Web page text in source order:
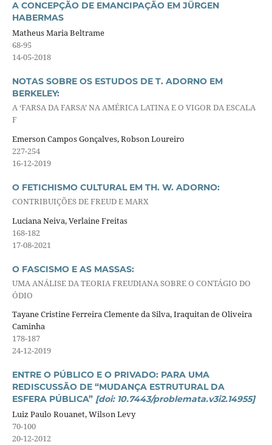
A CONCEPÇÃO DE EMANCIPAÇÃO EM JÜRGEN
HABERMAS
Matheus Maria Beltrame
68-95
14-05-2018
NOTAS SOBRE OS ESTUDOS DE T. ADORNO EM
BERKELEY:
A ‘FARSA DA FARSA’ NA AMÉRICA LATINA E O VIGOR DA ESCALA
F
Emerson Campos Gonçalves, Robson Loureiro
227-254
16-12-2019
O FETICHISMO CULTURAL EM TH. W. ADORNO:
CONTRIBUIÇÕES DE FREUD E MARX
Luciana Neiva, Verlaine Freitas
168-182
17-08-2021
O FASCISMO E AS MASSAS:
UMA ANÁLISE DA TEORIA FREUDIANA SOBRE O CONTÁGIO DO
ÓDIO
Tayane Cristine Ferreira Clemente da Silva, Iraquitan de Oliveira
Caminha
178-187
24-12-2019
ENTRE O PÚBLICO E O PRIVADO: PARA UMA
REDISCUSSÃO DE “MUDANÇA ESTRUTURAL DA
ESFERA PÚBLICA” [doi: 10.7443/problemata.v3i2.14955]
Luiz Paulo Rouanet, Wilson Levy
70-100
20-12-2012